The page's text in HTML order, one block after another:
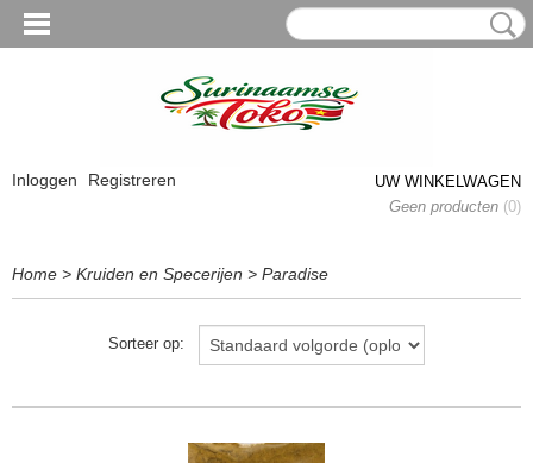
Inloggen Registreren
UW WINKELWAGEN
Geen producten (0)
Home > Kruiden en Specerijen > Paradise
Sorteer op: